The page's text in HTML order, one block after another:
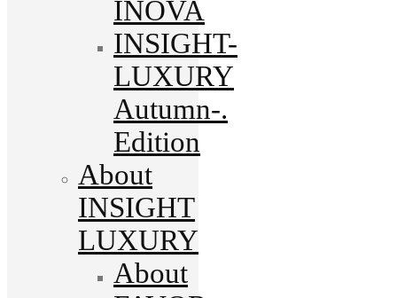
INOVA
INSIGHT-
LUXURY
Autumn-.
Edition
About
INSIGHT
LUXURY
About